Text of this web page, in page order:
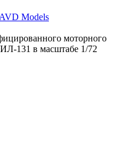
AVD Models
моторного
131 в масштабе 1/72